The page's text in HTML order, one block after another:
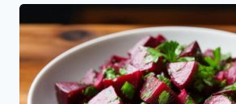
Ensalada
de
Remolacha